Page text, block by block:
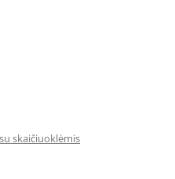
skaičiuoklėmis